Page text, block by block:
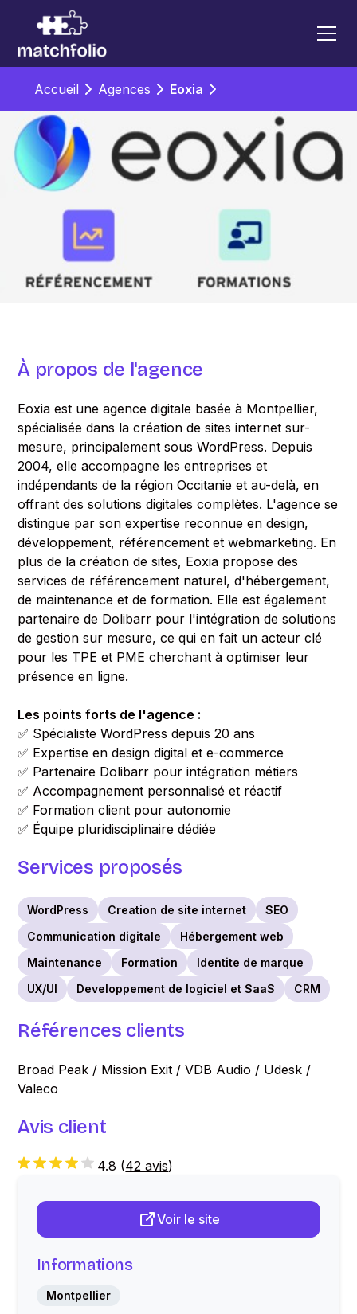
Accueil Agences Eoxia
À propos de l'agence
Eoxia est une agence digitale basée à Montpellier,
spécialisée dans la création de sites internet sur-
mesure, principalement sous WordPress. Depuis
2004, elle accompagne les entreprises et
indépendants de la région Occitanie et au-delà, en
offrant des solutions digitales complètes. L'agence se
distingue par son expertise reconnue en design,
développement, référencement et webmarketing. En
plus de la création de sites, Eoxia propose des
services de référencement naturel, d'hébergement,
de maintenance et de formation. Elle est également
partenaire de Dolibarr pour l'intégration de solutions
de gestion sur mesure, ce qui en fait un acteur clé
pour les TPE et PME cherchant à optimiser leur
présence en ligne.
Les points forts de l'agence :
✅ Spécialiste WordPress depuis 20 ans
✅ Expertise en design digital et e-commerce
✅ Partenaire Dolibarr pour intégration métiers
✅ Accompagnement personnalisé et réactif
✅ Formation client pour autonomie
✅ Équipe pluridisciplinaire dédiée
Services proposés
WordPress Creation de site internet
SEO
Communication digitale
Hébergement web
Maintenance
Formation
Identite de marque
UX/UI
Developpement de logiciel et SaaS CRM
Références clients
Broad Peak / Mission Exit / VDB Audio / Udesk /
Valeco
Avis client
4.8 (42 avis)
Voir le site
Informations
Montpellier